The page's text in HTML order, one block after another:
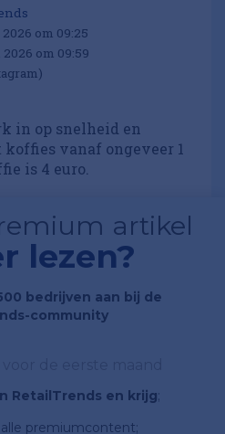
om 09:25
om 09:59
in op snelheid en
vanaf ongeveer 1
is 4 euro.
artikel
lezen?
bedrijven aan bij de
community
RetailTrends en krijg;
alle premiumcontent;